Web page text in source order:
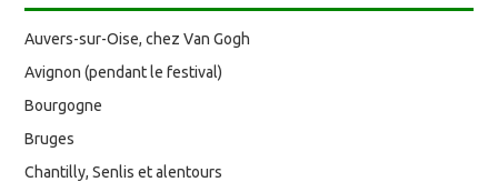
Auvers-sur-Oise, chez Van Gogh
Avignon (pendant le festival)
Bourgogne
Bruges
Chantilly, Senlis et alentours